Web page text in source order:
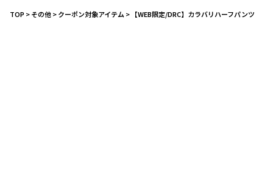
TOP>その他>クーポン対象アイテム > 【WEB限定/DRC】カラバリハーフパンツ